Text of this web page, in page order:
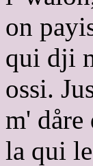
on
qui dji
ossi.
m' dåre
la qui